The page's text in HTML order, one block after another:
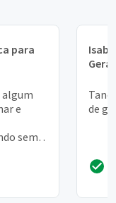
para
algum
e
sem
de